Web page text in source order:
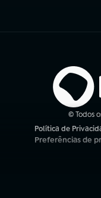
© Todos
Política de
(abre em nova aba)
Preferências de